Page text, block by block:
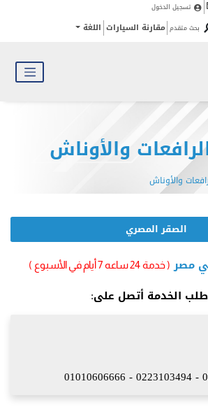
تسجيل الدخول
بحث متقدم مقارنة السيارات اللغة
والأوناش
والأوناش
الصقر المصري
مصر ( خدمة 24 ساعه 7 أيام في الأسبوع )
الخدمة أتصل على:
01010606666 -0223103494-